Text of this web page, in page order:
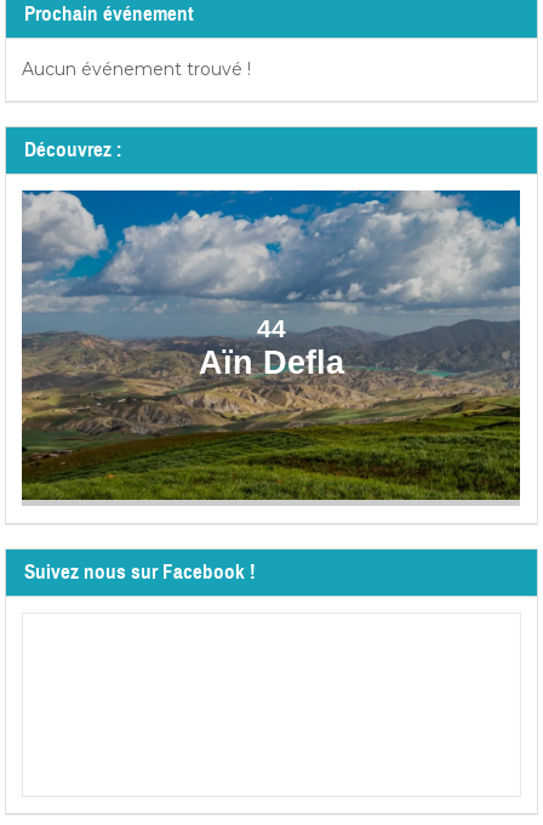
Prochain événement
Aucun événement trouvé !
Découvrez :
44
Aïn Defla
Suivez nous sur Facebook !